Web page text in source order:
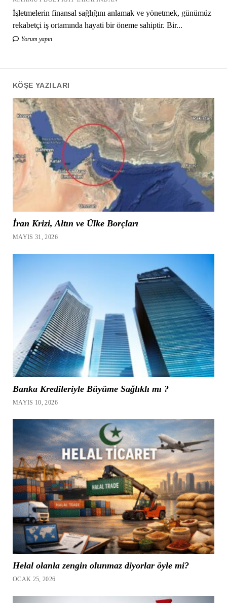
İşletmelerin finansal sağlığını anlamak ve yönetmek, günümüz
rekabetçi iş ortamında hayati bir öneme sahiptir. Bir...
Yorum yapın
KÖŞE YAZILARI
İran Krizi, Altın ve Ülke Borçları
MAYIS 31, 2026
Banka Kredileriyle Büyüme Sağlıklı mı ?
MAYIS 10, 2026
Helal olanla zengin olunmaz diyorlar öyle mi?
OCAK 25, 2026